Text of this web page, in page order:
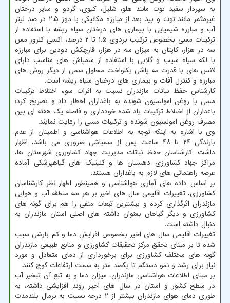
به سپردار سفید توت مانند هلو، شلیل، کیوی، گردو و سایر درختان
غیرمثمر مانند توت و بید بعد از مبارزه مکانیکی با دوز ۲.۵ در صد لیتر
آب و مبارزه شیمیایی با بیماری های درختان سیاه ریشه با استفاده از
ترکیبات مسی بخصوص ترکیب بردوی ۱.۵ تا ۲ درصد، اکسی کلرور مس
سه در هزار، کاپتان به میزان سه در هزار، قارچکش دودین برای مبارزه
با لکه سیاه سیب و گلابی با استفاده از سمپاش های مناسب دارای
لانس های با قدرت مه پاشی یکنواخت محلول سمی از دیگر روش های
مبارزه و کنترل آفات و بیماری های درختان سیاه ریشه است.
کارشناس حفظ نباتات مازندران نسبت به اثرات سوء اختلاط ترکیبات
مسی با روغن امولسیون شونده به باغداران اخطار داد و تصریح کرد:
باغداران از اختلاط ترکیبات یاد شده خودداری و فاصله یک هفته ای بین
مصرف روغن امولسیون شونده و ترکیبات مسی را رعایت نمایند.
وی با اشاره به اینکه توجه به اطلاعات هواشناسی و اطمینان از عدم
بارندگی ۲۴ تا ۴۸ ساعت پس از سمپاشی ضروری می باشد، اظهار
داشت: کارشناسان حفظ نباتات مدیریت جهاد کشاورزی شهرستان ها،
مراکز جهاد کشاورزی دهستان ها و کلینیک های گیاهپزشکی آماده
عرضه راهنمائی های لازم به باغداران هستند.
بر اساس داده های آماری هواشناسی و همینطور اظهار نظر کارشناسان
کشاورزی، تغییرات اقلیمی سال های اخیر بر هر سه منطقه آب و هوایی
مازندران اثرگذاری کرده و بیشترین تبعات منفی را هم برای گونه های
کشاورزی و دیگر گیاهان بعنوان داشته های اصلی استان مازندران به
دنبال داشته است.
تغییرات اقلیمی سال های اخیر بخصوص افزایش دما و کم بارشی سبب
شده تا بر مبنای تحقق مرکز تحقیقات کشاورزی و منابع طبیعی مازندران
گونه های مختلف کشاورزی برای برخورداری از دمای متعادل و مورد
نیاز برای رشد و نمو دستکم تا یکصد متر به سمت ارتفاعات کوچ کنند.
بر مبنای اطلاعات هواشناسی مازندران، میزان دما و به تبع آن تبخیر آب
در سطح کشور و استان در سال های اخیر روند افزایشی داشته، به
طوری دمای هوای مازندران بیشتر از ۲ درجه نسبت به نرمال بلندمدت